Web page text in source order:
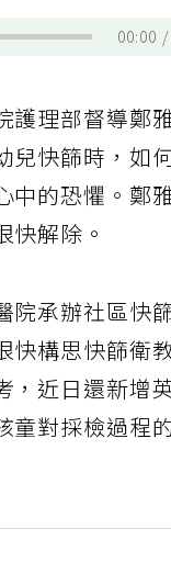
00:00
護理部督導鄭
兒快篩時，如
中的恐懼。鄭
解除。
院承辦社區快
快構思快篩衛
，近日還新增
童對採檢過程